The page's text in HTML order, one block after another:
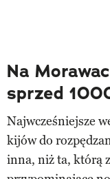
Na
sprzed
Najwcześniejsze
kijów do
inna, niż ta, którą